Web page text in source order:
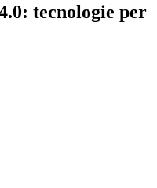
tecnologie per